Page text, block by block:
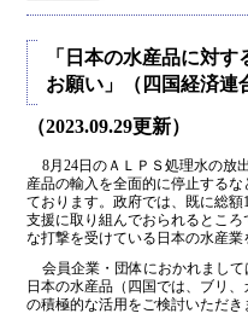
「日本の水産品に対
お願い」（四国経済連
（2023.09.29更新）
8月24日のＡＬＰＳ処理水の放
産品の輸入を全面的に停止する
ております。政府では、既に総
支援に取り組んでおられるとこ
な打撃を受けている日本の水産業
会員企業・団体におかれまし
日本の水産品（四国では、ブリ
の積極的な活用をご検討いただき